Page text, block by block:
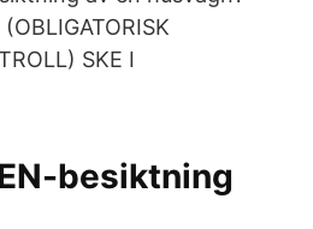
SKE I
besiktning